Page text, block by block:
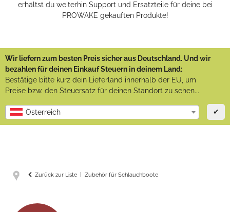
erhältst du weiterhin Support und Ersatzteile für deine bei
PROWAKE gekauften Produkte!
Wir liefern zum besten Preis sicher aus Deutschland. Und wir
bezahlen für deinen Einkauf Steuern in deinem Land:
Bestätige bitte kurz dein Lieferland innerhalb der EU, um
Preise bzw. den Steuersatz für deinen Standort zu sehen...
Österreich ✔
Zurück zur Liste Zubehör für Schlauchboote